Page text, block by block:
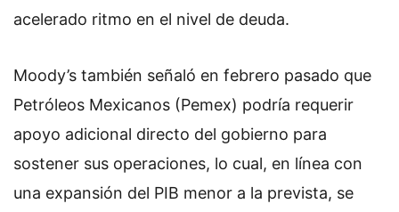
acelerado ritmo en el nivel de deuda.
Moody’s también señaló en febrero pasado que
Petróleos Mexicanos (Pemex) podría requerir
apoyo adicional directo del gobierno para
sostener sus operaciones, lo cual, en línea con
una expansión del PIB menor a la prevista, se